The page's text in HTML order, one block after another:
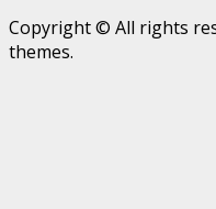
Copyright © All rights
themes.